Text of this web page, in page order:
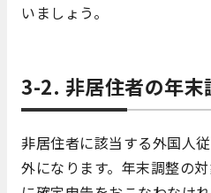
いましょう。
3-2. 非居住者の年末
非居住者に該当する外国人
外になります。年末調整の